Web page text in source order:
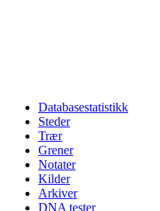
Databasestatistikk
Steder
Trær
Grener
Notater
Kilder
Arkiver
DNA tester